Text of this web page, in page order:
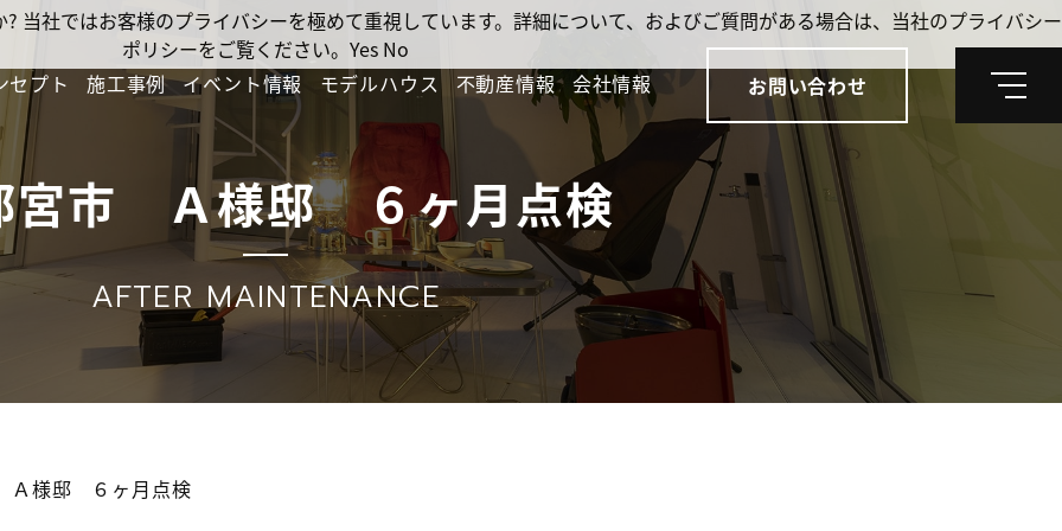
セプト 施工事例 イベント情報 モデルハウス 不動産情報 会社情報 お問い合わせ
メ
宮市 Ａ様邸 ６ヶ月点検
AFTER MAINTENANCE
Ａ様邸 ６ヶ月点検
当社ではお客様のプライバシーを極めて重視しています。詳細について、およびご質問がある場合は、当社のプライバシー
ポリシーをご覧ください。 Yes No